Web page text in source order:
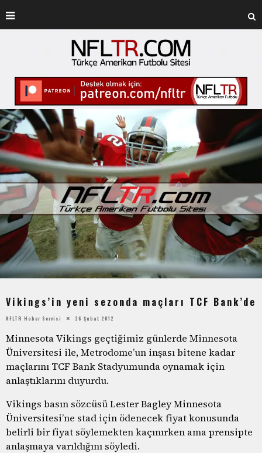
Vikings’in yeni sezonda maçları TCF Bank’de
NFLTR Haber Servisi 26 Şubat 2012
Minnesota Vikings geçtiğimiz günlerde Minnesota
Üniversitesi ile, Metrodome’un inşası bitene kadar
maçlarını TCF Bank Stadyumunda oynamak için
anlaştıklarını duyurdu.
Vikings basın sözcüsü Lester Bagley Minnesota
Üniversitesi’ne stad için ödenecek fiyat konusunda
belirli bir fiyat söylemekten kaçınırken ama prensipte
anlaşmaya varıldığını söyledi.